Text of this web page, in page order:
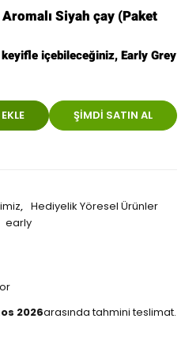
Siyah çay (Paket
içebileceğiniz, Early Grey
ŞIMDI SATIN AL
, Hediyelik Yöresel Ürünler
early
2026arasında tahmini teslimat.